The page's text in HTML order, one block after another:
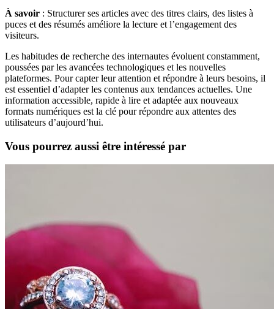
À savoir : Structurer ses articles avec des titres clairs, des listes à
puces et des résumés améliore la lecture et l’engagement des
visiteurs.
Les habitudes de recherche des internautes évoluent constamment,
poussées par les avancées technologiques et les nouvelles
plateformes. Pour capter leur attention et répondre à leurs besoins, il
est essentiel d’adapter les contenus aux tendances actuelles. Une
information accessible, rapide à lire et adaptée aux nouveaux
formats numériques est la clé pour répondre aux attentes des
utilisateurs d’aujourd’hui.
Vous pourrez aussi être intéressé par